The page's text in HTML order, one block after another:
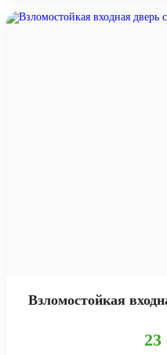
Взломостойкая
23